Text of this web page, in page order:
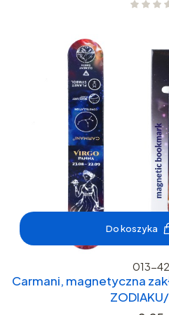
Do koszyka
013-
Carmani, magnetyczna